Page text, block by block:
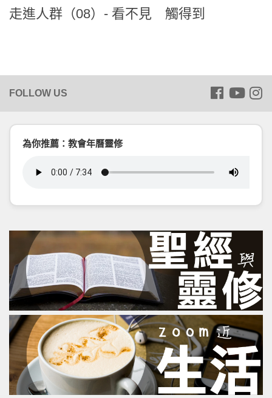
走進人群（08）- 看不見 觸得到
為你推薦：教會年曆靈修